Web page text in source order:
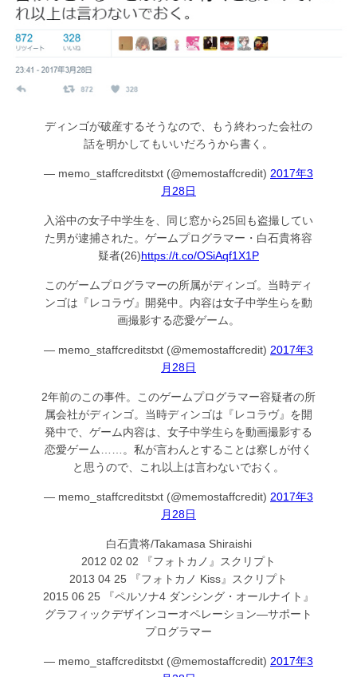
ディンゴが破産するそうなので、もう終わった会社の
話を明かしてもいいだろうから書く。
— memo_staffcreditstxt (@memostaffcredit) 2017年3
月28日
入浴中の女子中学生を、同じ窓から25回も盗撮してい
た男が逮捕された。ゲームプログラマー・白石貴将容
疑者(26)https://t.co/OSiAqf1X1P
このゲームプログラマーの所属がディンゴ。当時ディ
ンゴは『レコラヴ』開発中。内容は女子中学生らを動
画撮影する恋愛ゲーム。
— memo_staffcreditstxt (@memostaffcredit) 2017年3
月28日
2年前のこの事件。このゲームプログラマー容疑者の所
属会社がディンゴ。当時ディンゴは『レコラヴ』を開
発中で、ゲーム内容は、女子中学生らを動画撮影する
恋愛ゲーム……。私が言わんとすることは察しが付く
と思うので、これ以上は言わないでおく。
— memo_staffcreditstxt (@memostaffcredit) 2017年3
月28日
白石貴将/Takamasa Shiraishi
2012 02 02 『フォトカノ』スクリプト
2013 04 25 『フォトカノ Kiss』スクリプト
2015 06 25 『ペルソナ4 ダンシング・オールナイト』
グラフィックデザインコーオペレーション―サポート
プログラマー
— memo_staffcreditstxt (@memostaffcredit) 2017年3